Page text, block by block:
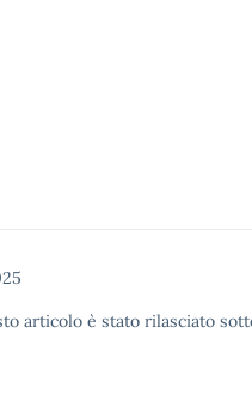
articolo è stato rilasciato